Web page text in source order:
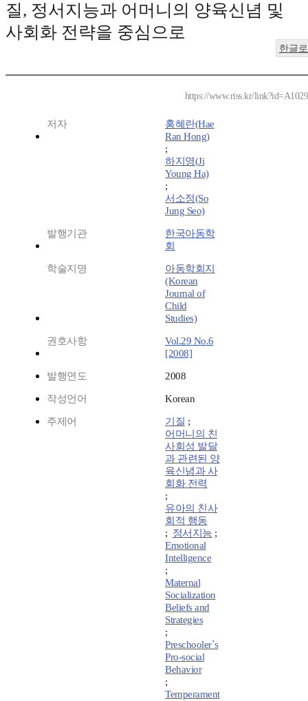
질, 정서지능과 어머니의 양육신념 및
사회화 전략을 중심으로
한글
https://www.riss.kr/
저자
홍혜란(Hae
Ran Hong)
;
하지영(Ji
Young Ha)
;
서소정(So
Jung Seo)
발행기관
한국아동학
회
학술지명
아동학회지
(Korean
Journal of
Child
Studies)
권호사항
Vol.29 No.6
[2008]
발행연도 2008
작성언어 Korean
주제어 기질 ;
어머니의 친
사회성 발달
과 관련된 양
육신념과 사
회화 전력
;
유아의 친사
회적 행동
; 정서지능 ;
Emotional
Intelligence
;
Maternal
Socialization
Beliefs and
Strategies
;
Preschooler`s
Pro-social
Behavior
;
Temperament